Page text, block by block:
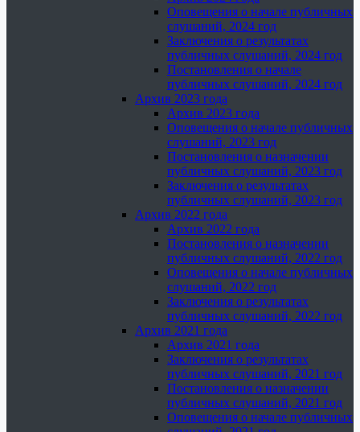
Оповещения о начале публичных
слушаний, 2024 год
Заключения о результатах
публичных слушаний, 2024 год
Постановления о начале
публичных слушаний, 2024 год
Архив 2023 года
Архив 2023 года
Оповещения о начале публичных
слушаний, 2023 год
Постановления о назначении
публичных слушаний, 2023 год
Заключения о результатах
публичных слушаний, 2023 год
Архив 2022 года
Архив 2022 года
Постановления о назначении
публичных слушаний, 2022 год
Оповещения о начале публичных
слушаний, 2022 год
Заключения о результатах
публичных слушаний, 2022 год
Архив 2021 года
Архив 2021 года
Заключения о результатах
публичных слушаний, 2021 год
Постановления о назначении
публичных слушаний, 2021 год
Оповещения о начале публичных